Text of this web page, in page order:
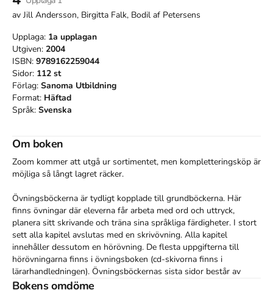
av Jill Andersson, Birgitta Falk, Bodil af Petersens
Upplaga: 1a upplagan
Utgiven: 2004
ISBN: 9789162259044
Sidor: 112 st
Förlag: Sanoma Utbildning
Format: Häftad
Språk: Svenska
Om boken
Zoom kommer att utgå ur sortimentet, men kompletteringsköp är
möjliga så långt lagret räcker.
Övningsböckerna är tydligt kopplade till grundböckerna. Här
finns övningar där eleverna får arbeta med ord och uttryck,
planera sitt skrivande och träna sina språkliga färdigheter. I stort
sett alla kapitel avslutas med en skrivövning. Alla kapitel
innehåller dessutom en hörövning. De flesta uppgifterna till
hörövningarna finns i övningsboken (cd-skivorna finns i
lärarhandledningen). Övningsböckernas sista sidor består av
fristående övningar, som kan göras som extrauppgifter, när
Bokens omdöme